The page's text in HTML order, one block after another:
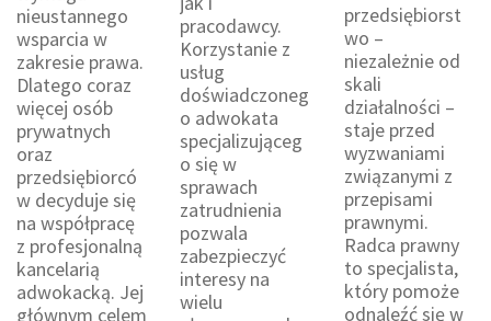
nieustannego
wsparcia w
zakresie prawa.
Dlatego coraz
więcej osób
prywatnych
oraz
przedsiębiorcó
w decyduje się
na współpracę
z profesjonalną
kancelarią
adwokacką. Jej
głównym celem
pracodawcy.
Korzystanie z
usług
doświadczoneg
o adwokata
specjalizująceg
o się w
sprawach
zatrudnienia
pozwala
zabezpieczyć
interesy na
wielu
przedsiębiorst
wo –
niezależnie od
skali
działalności –
staje przed
wyzwaniami
związanymi z
przepisami
prawnymi.
Radca prawny
to specjalista,
który pomoże
odnaleźć się w